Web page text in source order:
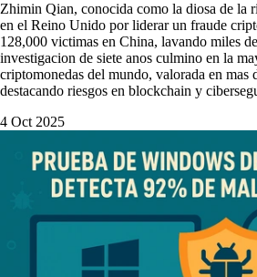
Zhimin Qian, conocida como la diosa de la
en el Reino Unido por liderar un fraude
128,000 victimas en China, lavando miles
investigacion de siete anos culmino en la
criptomonedas del mundo, valorada en mas
destacando riesgos en blockchain y
4 Oct 2025